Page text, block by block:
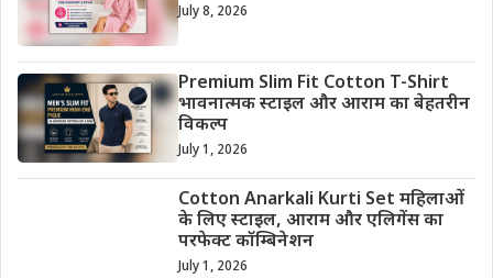
July 8, 2026
Premium Slim Fit Cotton T-Shirt
भावनात्मक स्टाइल और आराम का बेहतरीन
विकल्प
July 1, 2026
Cotton Anarkali Kurti Set महिलाओं
के लिए स्टाइल, आराम और एलिगेंस का
परफेक्ट कॉम्बिनेशन
July 1, 2026